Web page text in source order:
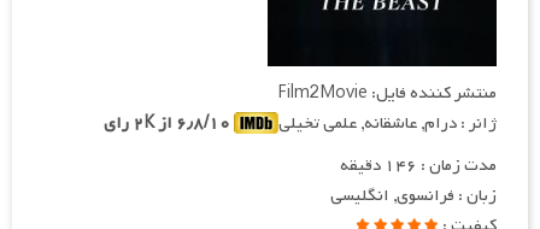
منتشر کننده فایل: Film2Movie
ژانر : درام, عاشقانه, علمی تخیلی
مدت زمان : ۱۴۶ دقیقه
زبان : فرانسوی, انگلیسی